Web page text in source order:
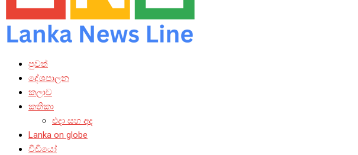
පුවත්
දේශපාලන
කලාව
කතිකා
එදා සහ අද
Lanka on globe
වීඩියෝ